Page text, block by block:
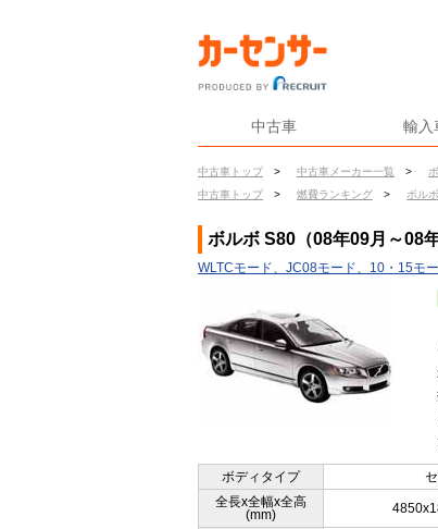
中古車 輸入
中古車トップ > 中古車メーカー一覧 >
中古車トップ
> 燃費ランキング > ボル
ボルボ S80（08年09月～08
WLTCモード、JC08モード、10・15モ
ボディタイプ
全長x全幅x全高
(mm)